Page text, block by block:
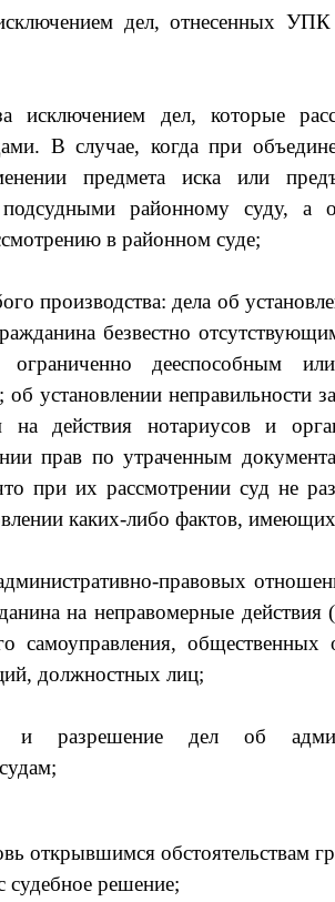
дел, отнесенных
исключением дел, которые
В случае, когда при
предмета иска или
подсудными районному суду,
в районном суде;
производства: дела об
безвестно
ограниченно дееспособным
установлении неправильности
на действия нотариусов и
прав по утраченным
при их рассмотрении суд не
каких-либо фактов,
правовых
на неправомерные действия
самоуправления, общественных
должностных лиц;
разрешение дел об
открывшимся обстоятельствам
судебное решение;